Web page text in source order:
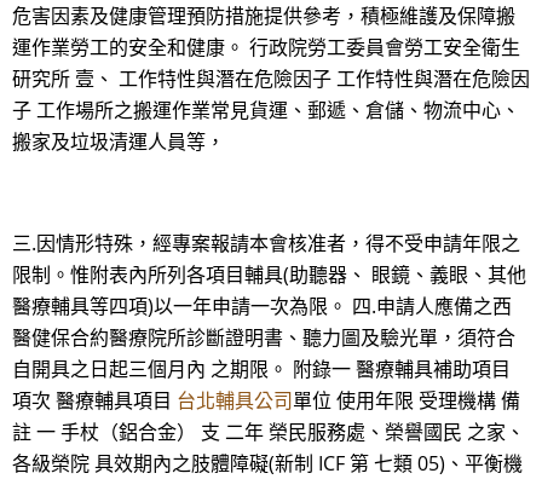
危害因素及健康管理預防措施提供參考，積極維護及保障搬
運作業勞工的安全和健康。 行政院勞工委員會勞工安全衛生
研究所 壹、 工作特性與潛在危險因子 工作特性與潛在危險因
子 工作場所之搬運作業常見貨運、郵遞、倉儲、物流中心、
搬家及垃圾清運人員等，
三.因情形特殊，經專案報請本會核准者，得不受申請年限之
限制。惟附表內所列各項目輔具(助聽器、 眼鏡、義眼、其他
醫療輔具等四項)以一年申請一次為限。 四.申請人應備之西
醫健保合約醫療院所診斷證明書、聽力圖及驗光單，須符合
自開具之日起三個月內 之期限。 附錄一 醫療輔具補助項目
項次 醫療輔具項目 台北輔具公司單位 使用年限 受理機構 備
註 一 手杖（鋁合金） 支 二年 榮民服務處、榮譽國民 之家、
各級榮院 具效期內之肢體障礙(新制 ICF 第 七類 05)、平衡機